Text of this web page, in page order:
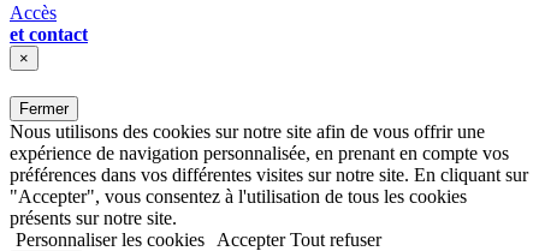
Accès
et contact
×
Fermer
Nous utilisons des cookies sur notre site afin de vous offrir une
expérience de navigation personnalisée, en prenant en compte vos
préférences dans vos différentes visites sur notre site. En cliquant sur
"Accepter", vous consentez à l'utilisation de tous les cookies
présents sur notre site.
Personnaliser les cookies
Accepter Tout refuser